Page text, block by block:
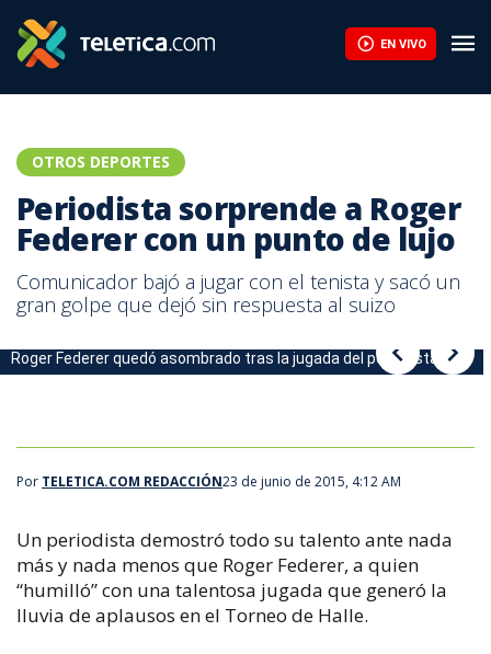
EN VIVO
OTROS DEPORTES
Periodista sorprende a Roger
Federer con un punto de lujo
Comunicador bajó a jugar con el tenista y sacó un
gran golpe que dejó sin respuesta al suizo
Roger Federer quedó asombrado tras la jugada del periodista.|AFP
Periodista saca lujoso punto ante el asombro de Roger Federer.
Por TELETICA.COM REDACCIÓN23 de junio de 2015, 4:12 AM
Un periodista demostró todo su talento ante nada
más y nada menos que Roger Federer, a quien
“humilló” con una talentosa jugada que generó la
lluvia de aplausos en el Torneo de Halle.